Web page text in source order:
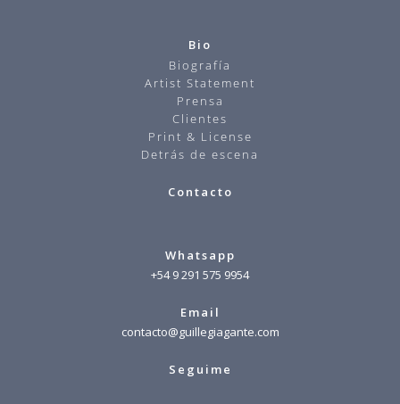
Bio
Biografía
Artist Statement
Prensa
Clientes
Print & License
Detrás de escena
Contacto
Whatsapp
+54 9 291 575 9954
Email
contacto@guillegiagante.com
Seguime